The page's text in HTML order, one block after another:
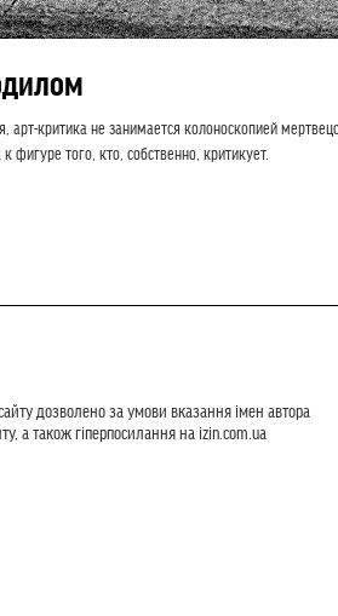
арт-критика не занимается колоноскопией
фигуре того, кто, собственно, критикует.
дозволено за умови вказання імен автора
а також гіперпосилання на izin.com.ua